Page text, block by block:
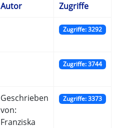
Autor Zugriffe
Zugriffe: 3292
Zugriffe: 3744
Geschrieben
von:
Franziska
Zugriffe: 3373